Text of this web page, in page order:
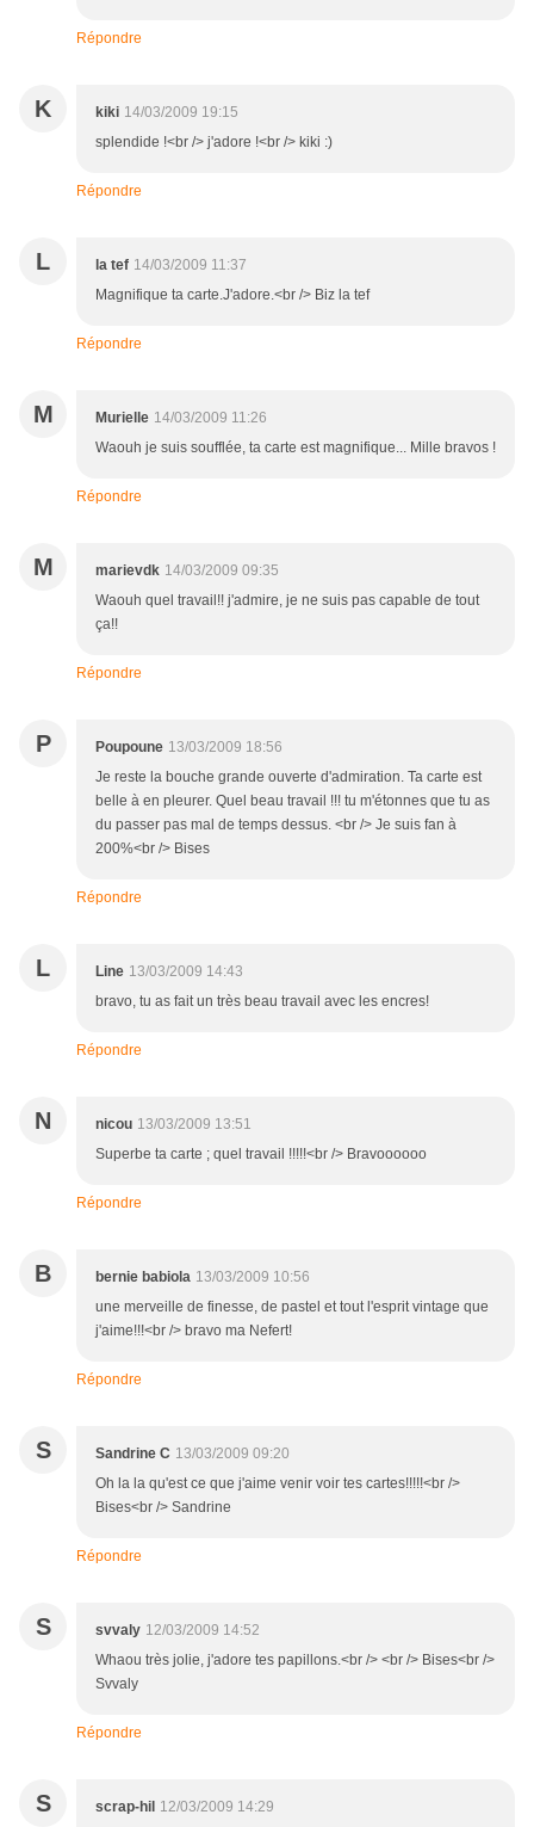
Répondre
K kiki 14/03/2009 19:15
splendide !<br /> j'adore !<br /> kiki :)
Répondre
L la tef 14/03/2009 11:37
Magnifique ta carte.J'adore.<br /> Biz la tef
Répondre
M Murielle 14/03/2009 11:26
Waouh je suis soufflée, ta carte est magnifique... Mille bravos !
Répondre
M marievdk 14/03/2009 09:35
Waouh quel travail!! j'admire, je ne suis pas capable de tout
ça!!
Répondre
P Poupoune 13/03/2009 18:56
Je reste la bouche grande ouverte d'admiration. Ta carte est
belle à en pleurer. Quel beau travail !!! tu m'étonnes que tu as
du passer pas mal de temps dessus. <br /> Je suis fan à
200%<br /> Bises
Répondre
L Line 13/03/2009 14:43
bravo, tu as fait un très beau travail avec les encres!
Répondre
N nicou 13/03/2009 13:51
Superbe ta carte ; quel travail !!!!!<br /> Bravoooooo
Répondre
B bernie babiola 13/03/2009 10:56
une merveille de finesse, de pastel et tout l'esprit vintage que
j'aime!!!<br /> bravo ma Nefert!
Répondre
S Sandrine C 13/03/2009 09:20
Oh la la qu'est ce que j'aime venir voir tes cartes!!!!!<br />
Bises<br /> Sandrine
Répondre
S svvaly 12/03/2009 14:52
Whaou très jolie, j'adore tes papillons.<br /> <br /> Bises<br />
Svvaly
Répondre
S scrap-hil 12/03/2009 14:29